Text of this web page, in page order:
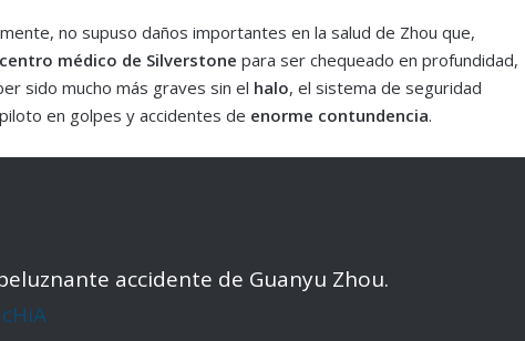
no supuso daños importantes en la salud de Zhou que,
centro médico de Silverstone para ser chequeado en profundidad,
sido mucho más graves sin el halo, el sistema de seguridad
en golpes y accidentes de enorme contundencia.
accidente de Guanyu Zhou.